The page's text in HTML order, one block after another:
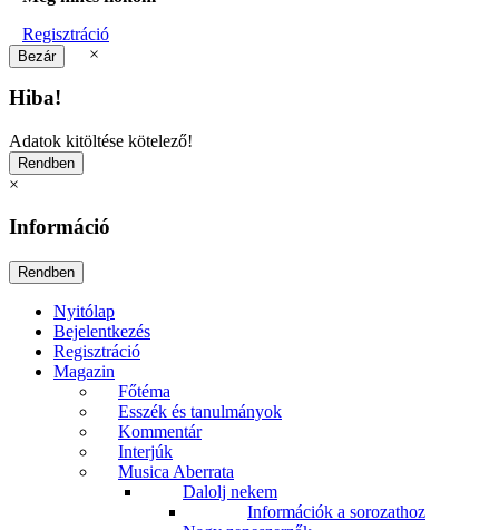
Regisztráció
×
Hiba!
Adatok kitöltése kötelező!
×
Információ
Nyitólap
Bejelentkezés
Regisztráció
Magazin
Főtéma
Esszék és tanulmányok
Kommentár
Interjúk
Musica Aberrata
Dalolj nekem
Információk a sorozathoz